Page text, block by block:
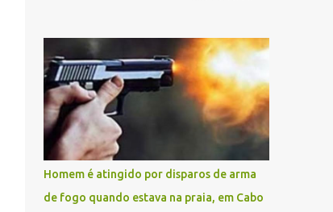
Búzios, na manhã de sexta feira (05). De
posse da placa do carro, a equipe da Civil
conseguiu aborda los na Estrada de Guriri
quanto tentavam fugir da cidade Buziana.
Um dos detidos é policial civil e este foi
baleado na perna na troca de tiros . Na
ocorrência, três armas, pistolas e uma
réplica de fuzil, foram apreendidas. O
homem baleado foi identificado como
Homem é atingido por disparos de arma
de fogo quando estava na praia, em Cabo